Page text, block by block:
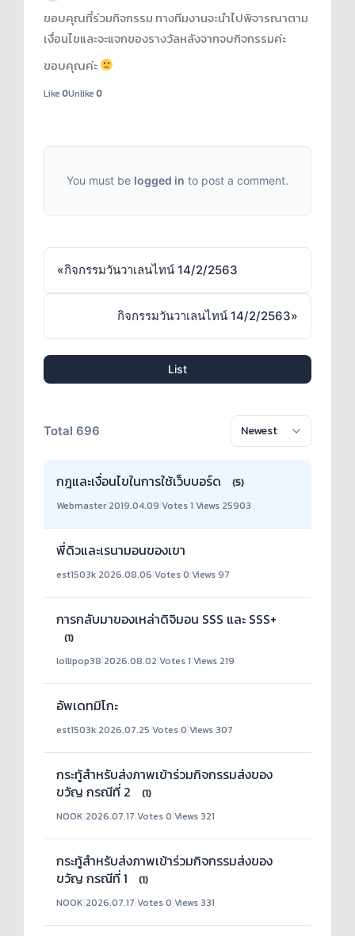
ขอบคุณที่ร่วมกิจกรรม ทางทีมงานจะนำไปพิจารณาตาม
เงื่อนไขและจะแจกของรางวัลหลังจากจบกิจกรรมค่ะ
ขอบคุณค่ะ
Like0Unlike0
You must be logged in to post a comment.
«กิจกรรมวันวาเลนไทน์ 14/2/2563
กิจกรรมวันวาเลนไทน์ 14/2/2563»
List
Total 696
กฎและเงื่อนไขในการใช้เว็บบอร์ด
(5)
Webmaster 2019.04.09 Votes 1 Views 25903
พี่ดิวและเรนามอนของเขา
est1503k|2026.08.06|Votes 0|Views 97
การกลับมาของเหล่าดิจิมอน SSS และ SSS+
(1)
lollipop38|2026.08.02|Votes 1|Views 219
อัพเดทมิโกะ
est1503k|2026.07.25|Votes 0|Views 307
กระทู้สำหรับส่งภาพเข้าร่วมกิจกรรมส่งของ
ขวัญ กรณีที่ 2
(1)
NOOK|2026.07.17|Votes 0|Views 321
กระทู้สำหรับส่งภาพเข้าร่วมกิจกรรมส่งของ
ขวัญ กรณีที่ 1
(1)
NOOK|2026.07.17|Votes 0|Views 331